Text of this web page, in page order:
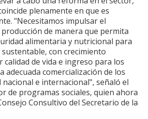
plenamente en que es
"Necesitamos impulsar el
de manera que permita
alimentaria y nutricional para
con crecimiento
calidad de vida e ingreso para los
adecuada comercialización de los
e internacional", señaló el
de programas sociales, quien ahora
Consultivo del Secretario de la